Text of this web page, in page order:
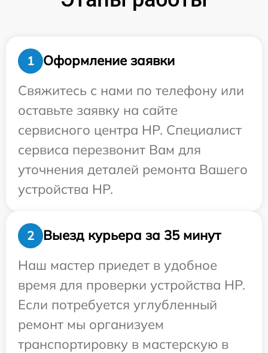
1
Оформление заявки
Свяжитесь с нами по телефону или
оставьте заявку на сайте
сервисного центра HP. Специалист
сервиса перезвонит Вам для
уточнения деталей ремонта Вашего
устройства HP.
2
Выезд курьера за 35 минут
Наш мастер приедет в удобное
время для проверки устройства HP.
Если потребуется углубленный
ремонт мы организуем
транспортировку в мастерскую в